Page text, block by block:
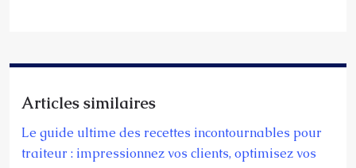
Articles similaires
Le guide ultime des recettes incontournables pour
traiteur : impressionnez vos clients, optimisez vos